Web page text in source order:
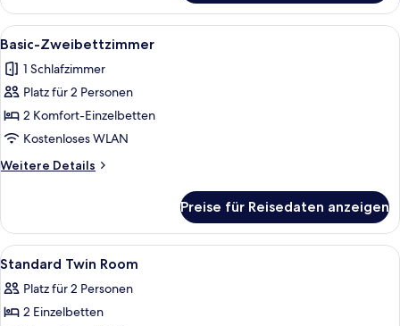
Doppelzimmer
Alle
Fotos
für
Basic-
Zweibettzimmer
anzeigen
Ein Hotelzimmer mit zwei Betten,
7
Basic-Zweibettzimmer
1 Schlafzimmer
Platz für 2 Personen
2 Komfort-Einzelbetten
Kostenloses WLAN
Weitere Details
Weitere
Zweibettzimmer
Preise für Reisedaten anzeigen
Alle
Fotos
für
Standard
Ein Hotelzimmer mit zwei Betten,
1
Standard Twin Room
Platz für 2 Personen
2 Einzelbetten